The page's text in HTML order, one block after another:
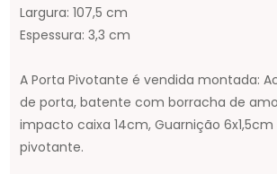
Largura: 107,5 cm
Espessura: 3,3 cm
A Porta Pivotante é vendida montada:
de porta, batente com borracha de
impacto caixa 14cm, Guarnição
pivotante.